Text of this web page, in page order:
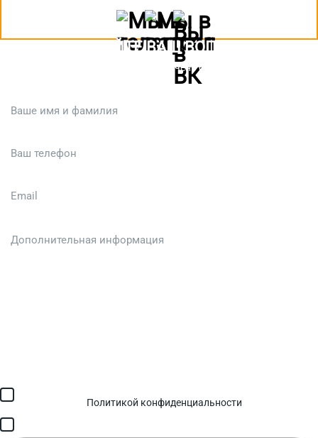
ЗАДАЙТЕ ВАШ ВОПРОС
Или кратко опишите ситуацию. Мы очень быстро свяжемся с вами
Политикой конфиденциальности